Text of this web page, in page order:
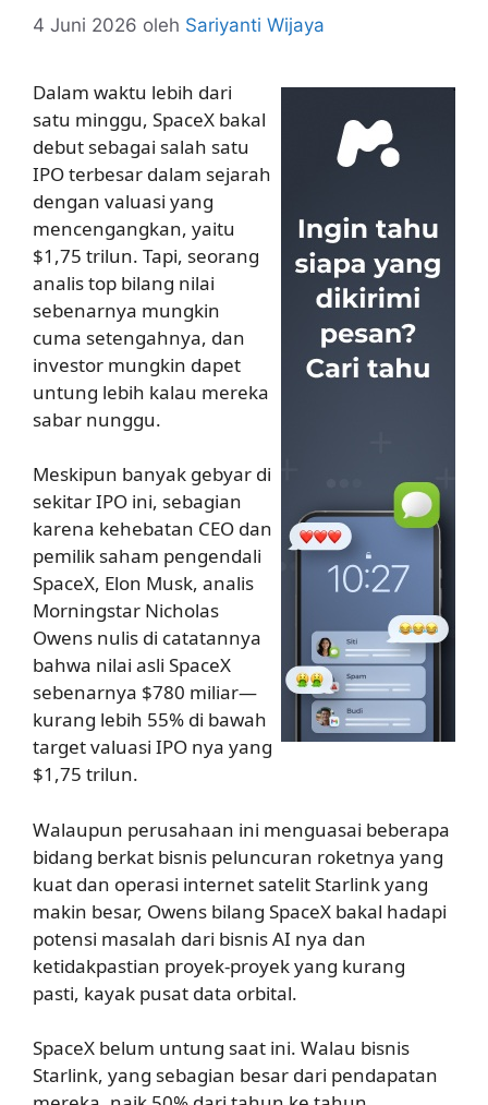
4 Juni 2026 oleh Sariyanti Wijaya
Dalam waktu lebih dari
satu minggu, SpaceX bakal
debut sebagai salah satu
IPO terbesar dalam sejarah
dengan valuasi yang
mencengangkan, yaitu
$1,75 trilun. Tapi, seorang
analis top bilang nilai
sebenarnya mungkin
cuma setengahnya, dan
investor mungkin dapet
untung lebih kalau mereka
sabar nunggu.
Meskipun banyak gebyar di
sekitar IPO ini, sebagian
karena kehebatan CEO dan
pemilik saham pengendali
SpaceX, Elon Musk, analis
Morningstar Nicholas
Owens nulis di catatannya
bahwa nilai asli SpaceX
sebenarnya $780 miliar—
kurang lebih 55% di bawah
target valuasi IPO nya yang
$1,75 trilun.
Walaupun perusahaan ini menguasai beberapa
bidang berkat bisnis peluncuran roketnya yang
kuat dan operasi internet satelit Starlink yang
makin besar, Owens bilang SpaceX bakal hadapi
potensi masalah dari bisnis AI nya dan
ketidakpastian proyek-proyek yang kurang
pasti, kayak pusat data orbital.
SpaceX belum untung saat ini. Walau bisnis
Starlink, yang sebagian besar dari pendapatan